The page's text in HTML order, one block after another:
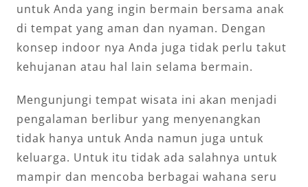
untuk Anda yang ingin bermain bersama anak
di tempat yang aman dan nyaman. Dengan
konsep indoor nya Anda juga tidak perlu takut
kehujanan atau hal lain selama bermain.
Mengunjungi tempat wisata ini akan menjadi
pengalaman berlibur yang menyenangkan
tidak hanya untuk Anda namun juga untuk
keluarga. Untuk itu tidak ada salahnya untuk
mampir dan mencoba berbagai wahana seru